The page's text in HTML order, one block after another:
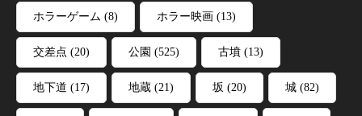
ホラーゲーム (8) ホラー映画 (13)
交差点 (20) 公園 (525) 古墳 (13)
地下道 (17) 地蔵 (21) 坂 (20) 城 (82)